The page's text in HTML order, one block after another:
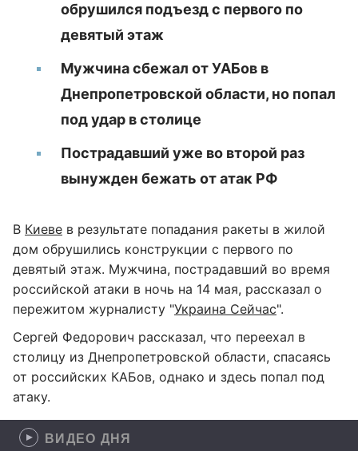
обрушился подъезд с первого по
девятый этаж
Мужчина сбежал от УАБов в
Днепропетровской области, но попал
под удар в столице
Пострадавший уже во второй раз
вынужден бежать от атак РФ
В Киеве в результате попадания ракеты в жилой
дом обрушились конструкции с первого по
девятый этаж. Мужчина, пострадавший во время
российской атаки в ночь на 14 мая, рассказал о
пережитом журналисту "Украина Сейчас".
Сергей Федорович рассказал, что переехал в
столицу из Днепропетровской области, спасаясь
от российских КАБов, однако и здесь попал под
атаку.
ВИДЕО ДНЯ